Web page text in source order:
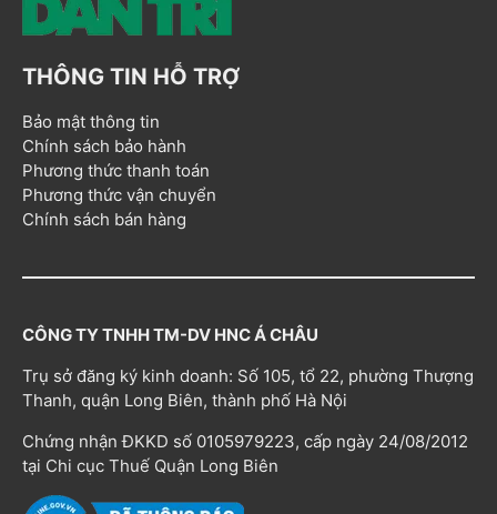
THÔNG TIN HỖ TRỢ
Bảo mật thông tin
Chính sách bảo hành
Phương thức thanh toán
Phương thức vận chuyển
Chính sách bán hàng
CÔNG TY TNHH TM-DV HNC Á CHÂU
Trụ sở đăng ký kinh doanh: Số 105, tổ 22, phường Thượng
Thanh, quận Long Biên, thành phố Hà Nội
Chứng nhận ĐKKD số 0105979223, cấp ngày 24/08/2012
tại Chi cục Thuế Quận Long Biên